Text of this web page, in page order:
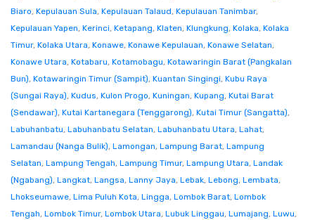
Biaro, Kepulauan Sula, Kepulauan Talaud, Kepulauan Tanimbar,
Kepulauan Yapen, Kerinci, Ketapang, Klaten, Klungkung, Kolaka, Kolaka
Timur, Kolaka Utara, Konawe, Konawe Kepulauan, Konawe Selatan,
Konawe Utara, Kotabaru, Kotamobagu, Kotawaringin Barat (Pangkalan
Bun), Kotawaringin Timur (Sampit), Kuantan Singingi, Kubu Raya
(Sungai Raya), Kudus, Kulon Progo, Kuningan, Kupang, Kutai Barat
(Sendawar), Kutai Kartanegara (Tenggarong), Kutai Timur (Sangatta),
Labuhanbatu, Labuhanbatu Selatan, Labuhanbatu Utara, Lahat,
Lamandau (Nanga Bulik), Lamongan, Lampung Barat, Lampung
Selatan, Lampung Tengah, Lampung Timur, Lampung Utara, Landak
(Ngabang), Langkat, Langsa, Lanny Jaya, Lebak, Lebong, Lembata,
Lhokseumawe, Lima Puluh Kota, Lingga, Lombok Barat, Lombok
Tengah, Lombok Timur, Lombok Utara, Lubuk Linggau, Lumajang, Luwu,